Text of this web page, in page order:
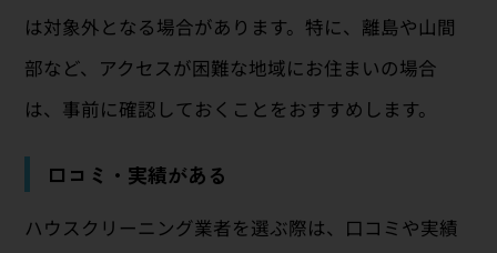
は対象外となる場合があります。特に、離島や山間
部など、アクセスが困難な地域にお住まいの場合
は、事前に確認しておくことをおすすめします。
口コミ・実績がある
ハウスクリーニング業者を選ぶ際は、口コミや実績